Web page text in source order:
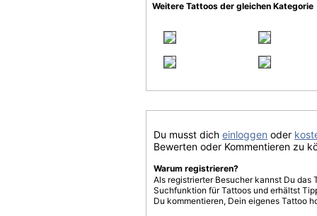
Weitere Tattoos der gleichen Kategorie
Du musst dich einloggen oder
Bewerten oder Kommentieren zu
Warum registrieren?
Als registrierter Besucher kannst Du
Suchfunktion für Tattoos und erhältst
Du kommentieren, Dein eigenes Tattoo